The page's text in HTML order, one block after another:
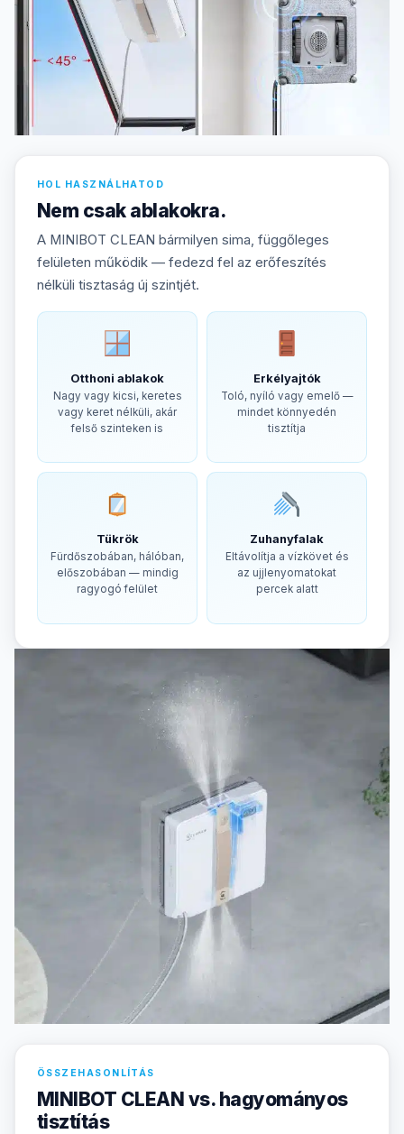
HOL HASZNÁLHATOD
Nem csak ablakokra.
A MINIBOT CLEAN bármilyen sima, függőleges
felületen működik — fedezd fel az erőfeszítés
nélküli tisztaság új szintjét.
Otthoni ablakok
Nagy vagy kicsi, keretes
vagy keret nélküli, akár
felső szinteken is
Erkélyajtók
Toló, nyíló vagy emelő —
mindet könnyedén
tisztítja
Tükrök
Fürdőszobában, hálóban,
előszobában — mindig
ragyogó felület
Zuhanyfalak
Eltávolítja a vízkövet és
az ujjlenyomatokat
percek alatt
ÖSSZEHASONLÍTÁS
MINIBOT CLEAN vs. hagyományos
tisztítás